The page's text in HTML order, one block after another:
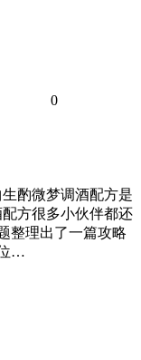
0
酌微梦调酒配方是
方很多小伙伴都还
整理出了一篇攻略
…